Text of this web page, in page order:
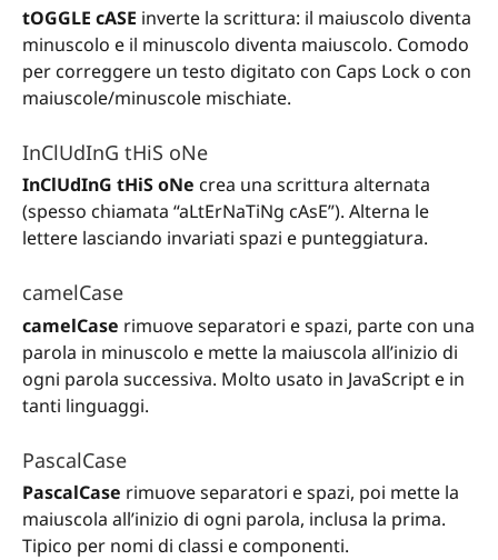
tOGGLE cASE inverte la scrittura: il maiuscolo diventa
minuscolo e il minuscolo diventa maiuscolo. Comodo
per correggere un testo digitato con Caps Lock o con
maiuscole/minuscole mischiate.
InClUdInG tHiS oNe
InClUdInG tHiS oNe crea una scrittura alternata
(spesso chiamata “aLtErNaTiNg cAsE”). Alterna le
lettere lasciando invariati spazi e punteggiatura.
camelCase
camelCase rimuove separatori e spazi, parte con una
parola in minuscolo e mette la maiuscola all’inizio di
ogni parola successiva. Molto usato in JavaScript e in
tanti linguaggi.
PascalCase
PascalCase rimuove separatori e spazi, poi mette la
maiuscola all’inizio di ogni parola, inclusa la prima.
Tipico per nomi di classi e componenti.